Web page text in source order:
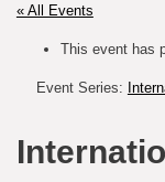
« All Events
This event has
Event Series: